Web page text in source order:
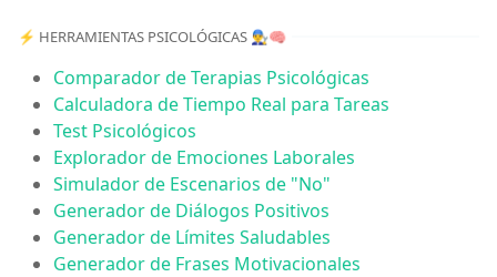
⚡️ HERRAMIENTAS PSICOLÓGICAS 👨‍🔧🧠
Comparador de Terapias Psicológicas
Calculadora de Tiempo Real para Tareas
Test Psicológicos
Explorador de Emociones Laborales
Simulador de Escenarios de "No"
Generador de Diálogos Positivos
Generador de Límites Saludables
Generador de Frases Motivacionales